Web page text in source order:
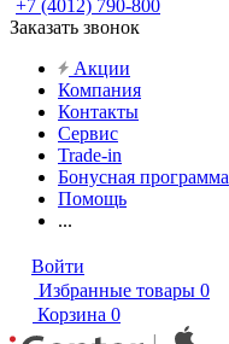
+7 (4012) 790-800
Заказать звонок
Акции
Компания
Контакты
Сервис
Trade-in
Бонусная программа
Помощь
...
Войти
Избранные товары 0
Корзина 0